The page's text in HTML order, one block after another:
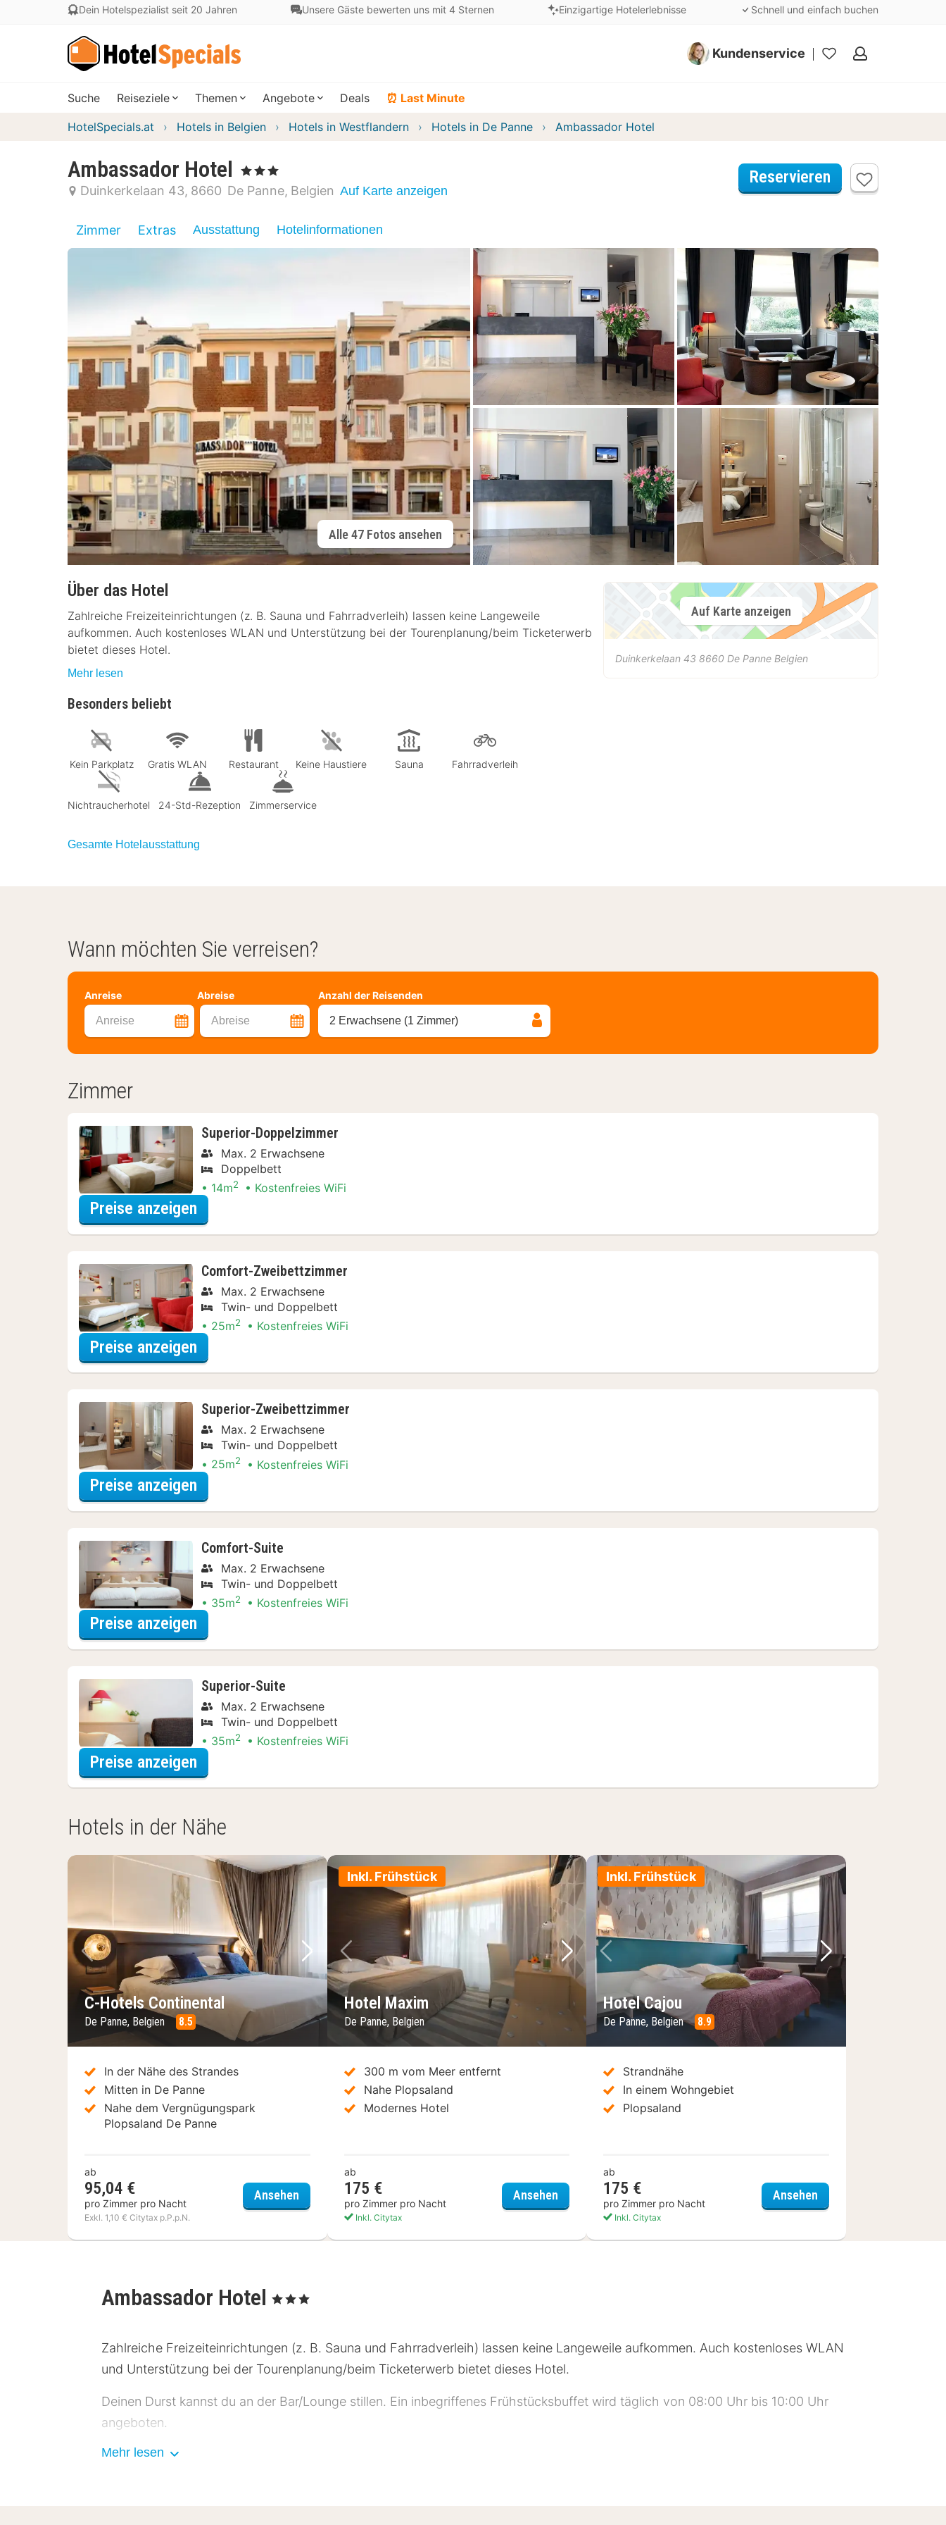
Dein Hotelspezialist seit 20 Jahren Unsere Gäste bewerten uns mit 4 Sternen Einzigartige Hotelerlebnisse Schnell und einfach buchen
Kundenservice
Meine
Suche Reiseziele Themen Angebote Deals ⏰ Last Minute
HotelSpecials.at Hotels in Belgien Hotels in Westflandern Hotels in De Panne Ambassador Hotel
Ambassador Hotel , 3 Sterne
Duinkerkelaan 43 8660 De Panne Belgien Auf Karte anzeigen
Reservieren
Zimmer Extras Ausstattung Hotelinformationen
Alle 47 Fotos ansehen
Über das Hotel
Zahlreiche Freizeiteinrichtungen (z. B. Sauna und Fahrradverleih) lassen keine Langeweile
aufkommen. Auch kostenloses WLAN und Unterstützung bei der Tourenplanung/beim Ticketerwerb
bietet dieses Hotel.
Mehr lesen
Besonders beliebt
Kein Parkplatz Gratis WLAN Restaurant Keine Haustiere Sauna Fahrradverleih
Nichtraucherhotel 24-Std-Rezeption Zimmerservice
Gesamte Hotelausstattung
Auf Karte anzeigen
Duinkerkelaan 43 8660 De Panne Belgien
Wann möchten Sie verreisen?
Anreise Abreise
Anreise Abreise
Anzahl der Reisenden
2 Erwachsene (1 Zimmer)
Zimmer
Superior-Doppelzimmer
Max. 2 Erwachsene
Doppelbett
14m2 Kostenfreies WiFi
Preise anzeigen
Comfort-Zweibettzimmer
Max. 2 Erwachsene
Twin- und Doppelbett
25m2 Kostenfreies WiFi
Preise anzeigen
Superior-Zweibettzimmer
Max. 2 Erwachsene
Twin- und Doppelbett
25m2 Kostenfreies WiFi
Preise anzeigen
Comfort-Suite
Max. 2 Erwachsene
Twin- und Doppelbett
35m2 Kostenfreies WiFi
Preise anzeigen
Superior-Suite
Max. 2 Erwachsene
Twin- und Doppelbett
35m2 Kostenfreies WiFi
Preise anzeigen
Hotels in der Nähe
Vorheriges Bild
Nächstes Bild
C-Hotels Continental
De Panne, Belgien 8.5
In der Nähe des Strandes
Mitten in De Panne
Nahe dem Vergnügungspark
Plopsaland De Panne
ab
95,04 €
pro Zimmer pro Nacht
Exkl. 1,10 € Citytax p.P.p.N.
AnsehenC-Hotels Continental
Inkl. Frühstück
Vorheriges Bild
Nächstes Bild
Hotel Maxim
De Panne, Belgien
300 m vom Meer entfernt
Nahe Plopsaland
Modernes Hotel
ab
175 €
pro Zimmer pro Nacht
Inkl. Citytax
Ansehen Hotel Maxim
Inkl. Frühstück
Vorheriges Bild
Nächstes Bild
Hotel Cajou
De Panne, Belgien 8.9
Strandnähe
In einem Wohngebiet
Plopsaland
ab
175 €
pro Zimmer pro Nacht
Inkl. Citytax
AnsehenHotel Cajou
Ambassador Hotel , 3 Sterne
Zahlreiche Freizeiteinrichtungen (z. B. Sauna und Fahrradverleih) lassen keine Langeweile aufkommen. Auch kostenloses WLAN
und Unterstützung bei der Tourenplanung/beim Ticketerwerb bietet dieses Hotel.
Deinen Durst kannst du an der Bar/Lounge stillen. Ein inbegriffenes Frühstücksbuffet wird täglich von 08:00 Uhr bis 10:00 Uhr
angeboten.
Die folgenden Einrichtungen sind am Mittwoch geschlossen: Restaurant(s)
Mehr lesen